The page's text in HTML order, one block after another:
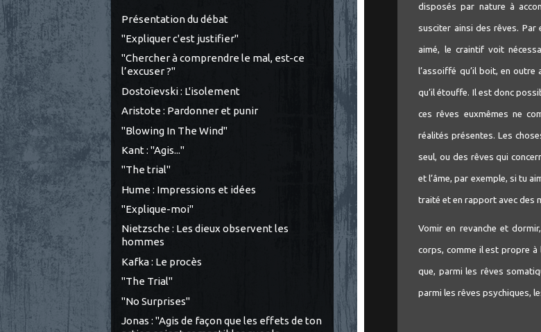
Présentation du débat
"Expliquer c'est justifier"
"Chercher à comprendre le mal, est-ce
l’excuser ?"
Dostoïevski : L'isolement
Aristote : Pardonner et punir
"Blowing In The Wind"
Kant : "Agis..."
"The trial"
Hume : Impressions et idées
"Explique-moi"
Nietzsche : Les dieux observent les
hommes
Kafka : Le procès
"The Trial"
"No Surprises"
Jonas : "Agis de façon que les effets de ton
disposés par nature à
susciter ainsi des rêves. Par
aimé, le craintif voit
l’assoiffé qu’il boit, en
qu’il étouffe. Il est donc
ces rêves euxmêmes ne
réalités présentes. Les
seul, ou des rêves qui
et l’âme, par exemple, si tu
traité et en rapport avec des
Vomir en revanche et
corps, comme il est propre à
que, parmi les rêves
parmi les rêves psychiques,